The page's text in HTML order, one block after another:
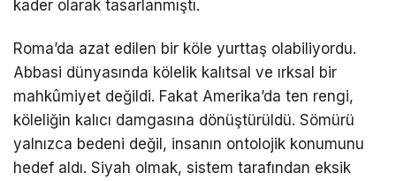
kader olarak tasarlanmıştı.
Roma’da azat edilen bir köle yurttaş olabiliyordu.
Abbasi dünyasında kölelik kalıtsal ve ırksal bir
mahkûmiyet değildi. Fakat Amerika’da ten rengi,
köleliğin kalıcı damgasına dönüştürüldü. Sömürü
yalnızca bedeni değil, insanın ontolojik konumunu
hedef aldı. Siyah olmak, sistem tarafından eksik